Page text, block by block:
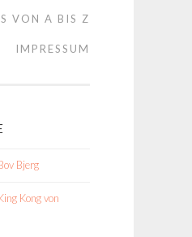
VON A BIS Z
IMPRESSUM
Bjerg
Kong von